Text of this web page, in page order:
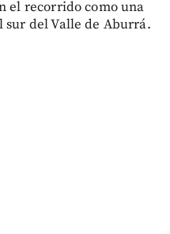
el recorrido como una
del Valle de Aburrá.